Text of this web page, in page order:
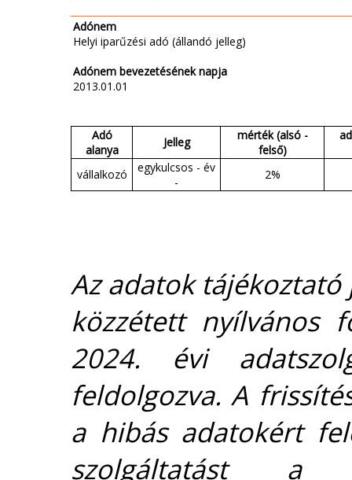
Adónem
Helyi iparűzési adó (állandó jelleg)
Adónem bevezetésének napja
2013.01.01
Adó
alanya
Jelleg
mérték (alsó -
felső)
vállalkozó
egykulcsos - év
-
2%
Az adatok
közzétett nyílvános
2024. évi
feldolgozva. A
a hibás adatokért
szolgáltatást